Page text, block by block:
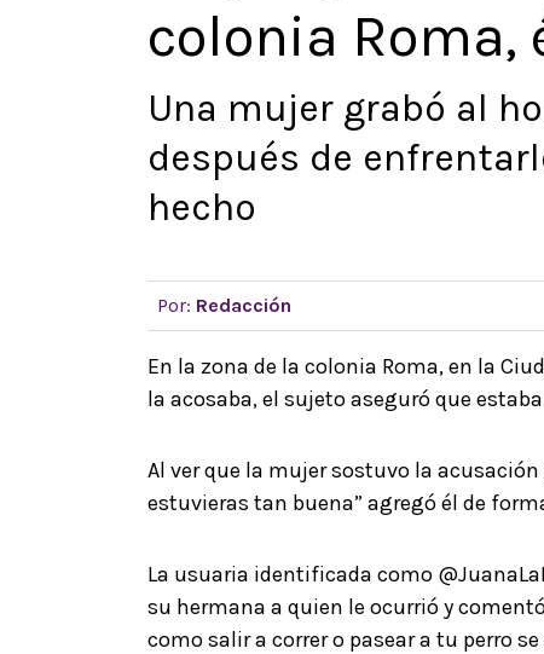
colonia Roma,
Una mujer grabó al
después de
hecho
Por: Redacción
En la zona de la colonia Roma, en la
la acosaba, el sujeto aseguró que
Al ver que la mujer sostuvo la
estuvieras tan buena” agregó él de
La usuaria identificada como
su hermana a quien le ocurrió y
como salir a correr o pasear a tu perro